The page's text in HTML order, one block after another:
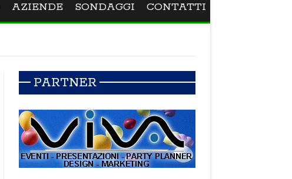
AZIENDE SONDAGGI CONTATTI
PARTNER